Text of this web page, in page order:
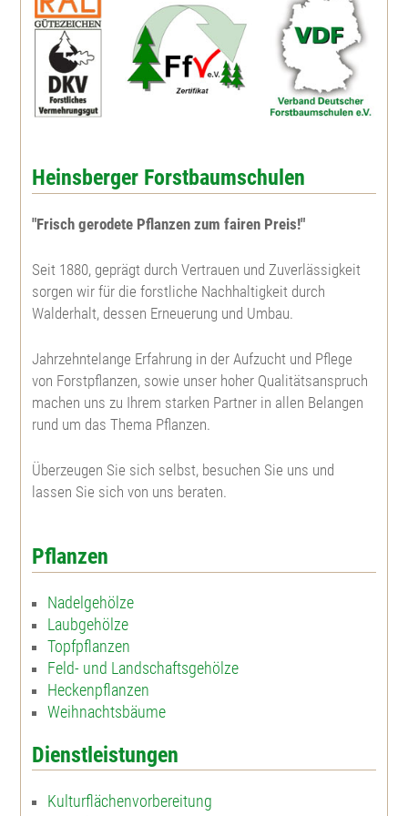
Gelbkiefer
Kiefer
Douglasie
Mammutbaum
Eibe
Riesenlebensbaum
Winterlinde
Sommerlinde
Bergulme
Nutzholzpappel
Aspe, Zitterpappel
Steinweichsel
Schlehe
Faulbaum
Johannibeere
Hundsrose
Weinrose
Apfelrose
Bibernellrose
Böschungsrose
Ohrweide
Salweide
Aschweide
Heinsberger Forstbaumschulen
"Frisch gerodete Pflanzen zum fairen Preis!"
Seit 1880, geprägt durch Vertrauen und Zuverlässigkeit
sorgen wir für die forstliche Nachhaltigkeit durch
Walderhalt, dessen Erneuerung und Umbau.
Jahrzehntelange Erfahrung in der Aufzucht und Pflege
von Forstpflanzen, sowie unser hoher Qualitätsanspruch
machen uns zu Ihrem starken Partner in allen Belangen
rund um das Thema Pflanzen.
Überzeugen Sie sich selbst, besuchen Sie uns und
lassen Sie sich von uns beraten.
Pflanzen
Nadelgehölze
Laubgehölze
Topfpflanzen
Feld- und Landschaftsgehölze
Heckenpflanzen
Weihnachtsbäume
Dienstleistungen
Kulturflächenvorbereitung